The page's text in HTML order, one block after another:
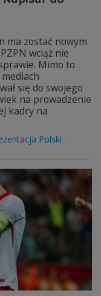
ma zostać nowym
wciąż nie
Mimo to
się do swojego
na prowadzenie
kadry na
Polski